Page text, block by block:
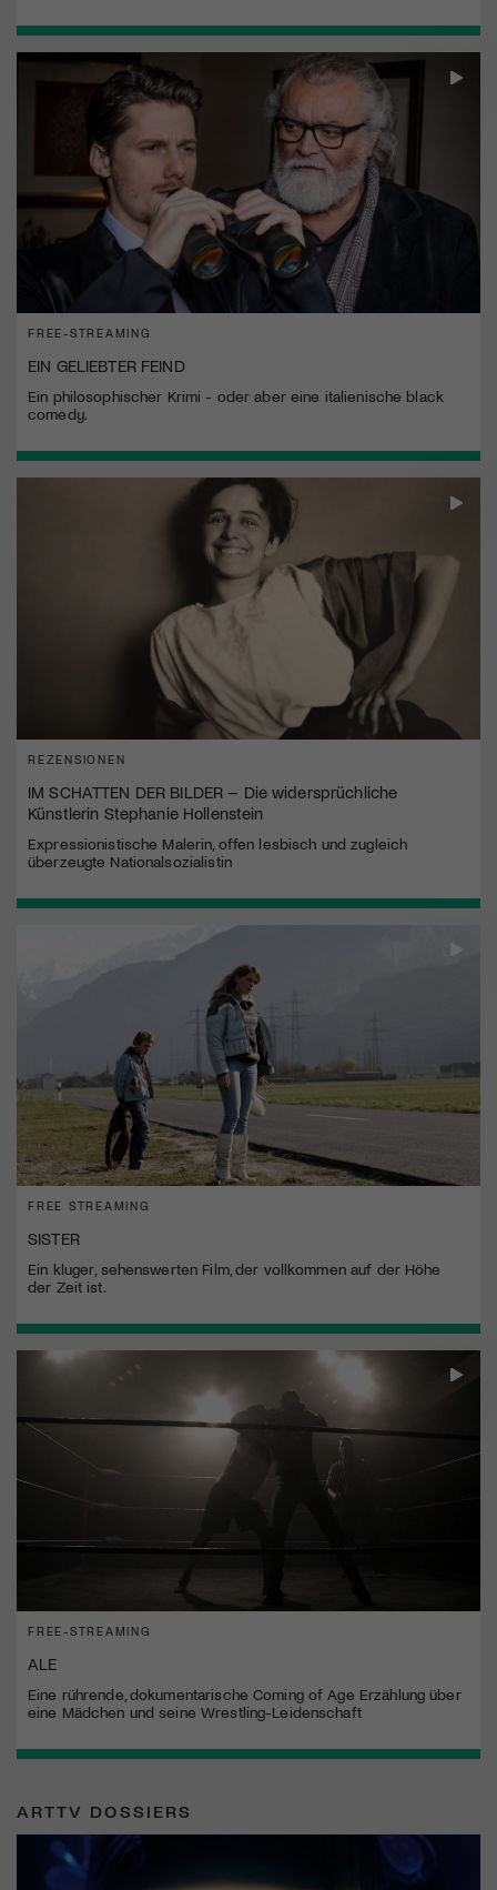
FREE-STREAMING
EIN GELIEBTER FEIND
Ein philosophischer Krimi - oder aber eine italienische black
comedy.
REZENSIONEN
IM SCHATTEN DER BILDER – Die widersprüchliche
Künstlerin Stephanie Hollenstein
Expressionistische Malerin, offen lesbisch und zugleich
überzeugte Nationalsozialistin
FREE STREAMING
SISTER
Ein kluger, sehenswerten Film, der vollkommen auf der Höhe
der Zeit ist.
FREE-STREAMING
ALE
Eine rührende, dokumentarische Coming of Age Erzählung über
eine Mädchen und seine Wrestling-Leidenschaft
ARTTV DOSSIERS